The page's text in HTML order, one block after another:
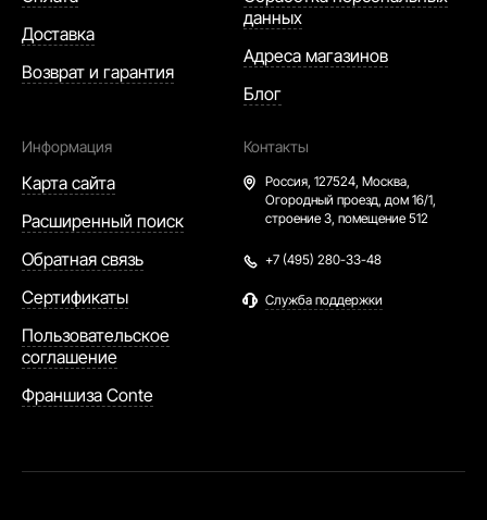
Доставка
Возврат и гарантия
данных
Адреса магазинов
Блог
Информация
Карта сайта
Расширенный поиск
Обратная связь
Сертификаты
Пользовательское
соглашение
Франшиза Conte
Контакты
Россия, 127524, Москва,
Огородный проезд, дом 16/1,
строение 3, помещение 512
+7 (495) 280-33-48
Служба поддержки